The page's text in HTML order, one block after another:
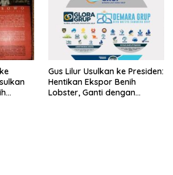
Gus Lilur Usulkan ke Presiden:
Hentikan Ekspor Benih
Lobster, Ganti dengan